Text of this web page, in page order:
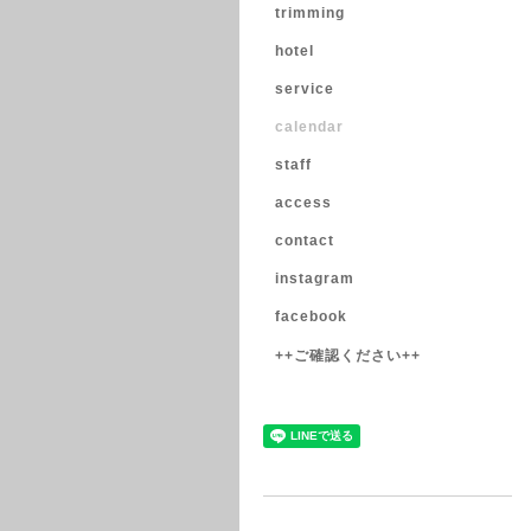
trimming
hotel
service
calendar
staff
access
contact
instagram
facebook
++ご確認ください++